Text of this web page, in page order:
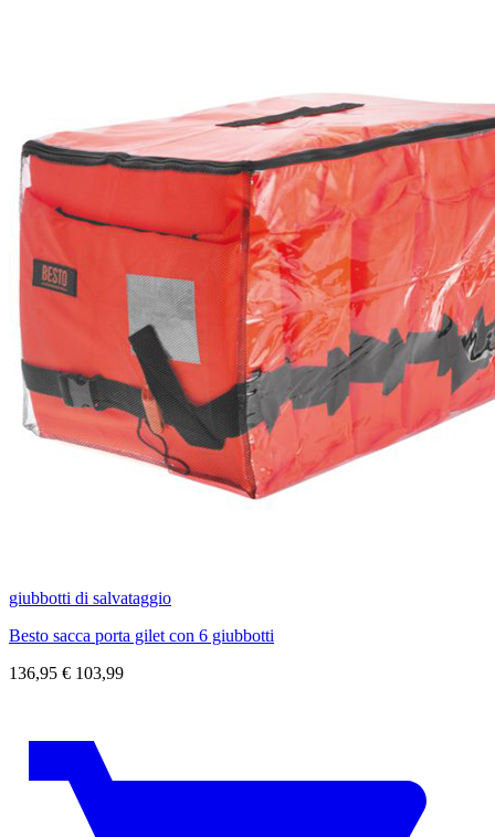
giubbotti di salvataggio
Besto sacca porta gilet con 6 giubbotti
136,95 € 103,99